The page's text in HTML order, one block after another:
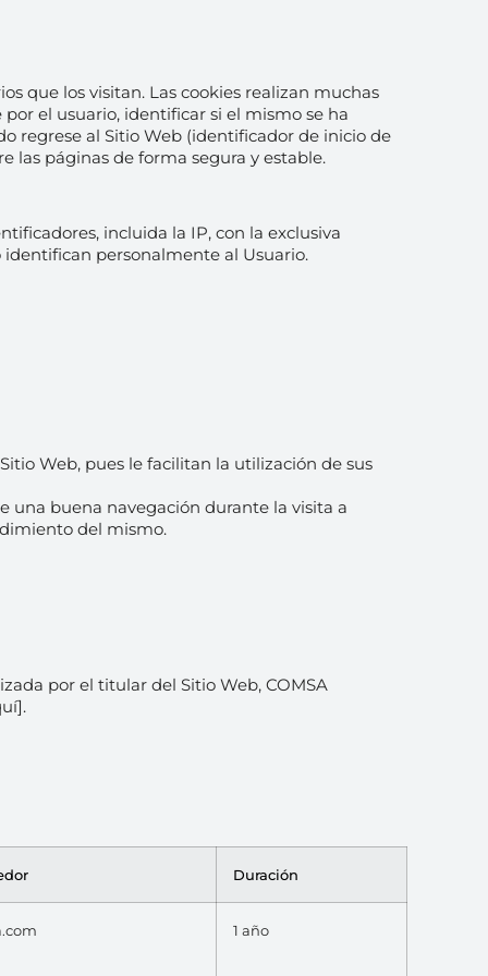
que los visitan. Las cookies realizan muchas
el usuario, identificar si el mismo se ha
regrese al Sitio Web (identificador de inicio de
las páginas de forma segura y estable.
incluida la IP, con la exclusiva
personalmente al Usuario.
Web, pues le facilitan la utilización de sus
una buena navegación durante la visita a
del mismo.
por el titular del Sitio Web, COMSA
Duración
1 año